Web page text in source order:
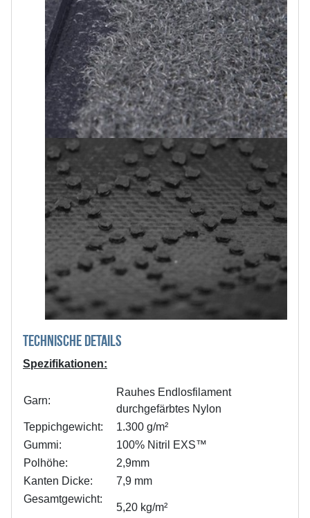
TECHNISCHE DETAILS
Spezifikationen:
Garn:
Rauhes Endlosfilament
durchgefärbtes Nylon
Teppichgewicht:
1.300 g/m²
Gummi:
100% Nitril EXS™
Polhöhe:
2,9mm
Kanten Dicke:
7,9 mm
Gesamtgewicht:
5,20 kg/m²